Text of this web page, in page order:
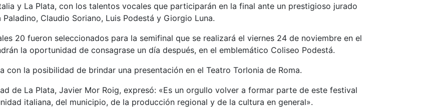
y La Plata, con los talentos vocales que participarán en la final ante un prestigioso jurado
Claudio Soriano, Luis Podestá y Giorgio Luna.
20 fueron seleccionados para la semifinal que se realizará el viernes 24 de noviembre en el
la oportunidad de consagrase un día después, en el emblemático Coliseo Podestá.
con la posibilidad de brindar una presentación en el Teatro Torlonia de Roma.
de La Plata, Javier Mor Roig, expresó: «Es un orgullo volver a formar parte de este festival
italiana, del municipio, de la producción regional y de la cultura en general».